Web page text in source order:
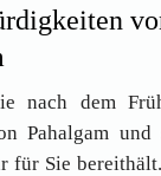
nach dem
Pahalgam und
für Sie